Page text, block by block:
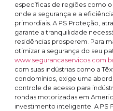
específicas de regiões como o
onde a segurança e a
primordiais. A PS Proteção,
garante a tranquilidade
residências prosperem. Para
otimizar a segurança do seu
com suas indústrias como a
condomínios, exige uma
controle de acesso para
rondas motorizadas em
investimento inteligente. A PS